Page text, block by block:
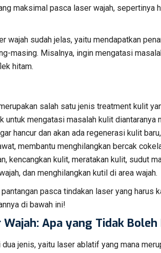
maksimal pasca laser wajah, sepertinya
wajah sudah jelas, yaitu mendapatkan
masing. Misalnya, ingin mengatasi
hitam.
salah satu jenis treatment kulit
untuk mengatasi masalah kulit diantaranya
hancur dan akan ada regenerasi kulit
membantu menghilangkan bercak
kencangkan kulit, meratakan kulit, sudut
dan menghilangkan kutil di area wajah.
pasca tindakan laser yang harus
di bawah ini!
Apa yang Tidak Boleh
jenis, yaitu laser ablatif yang mana